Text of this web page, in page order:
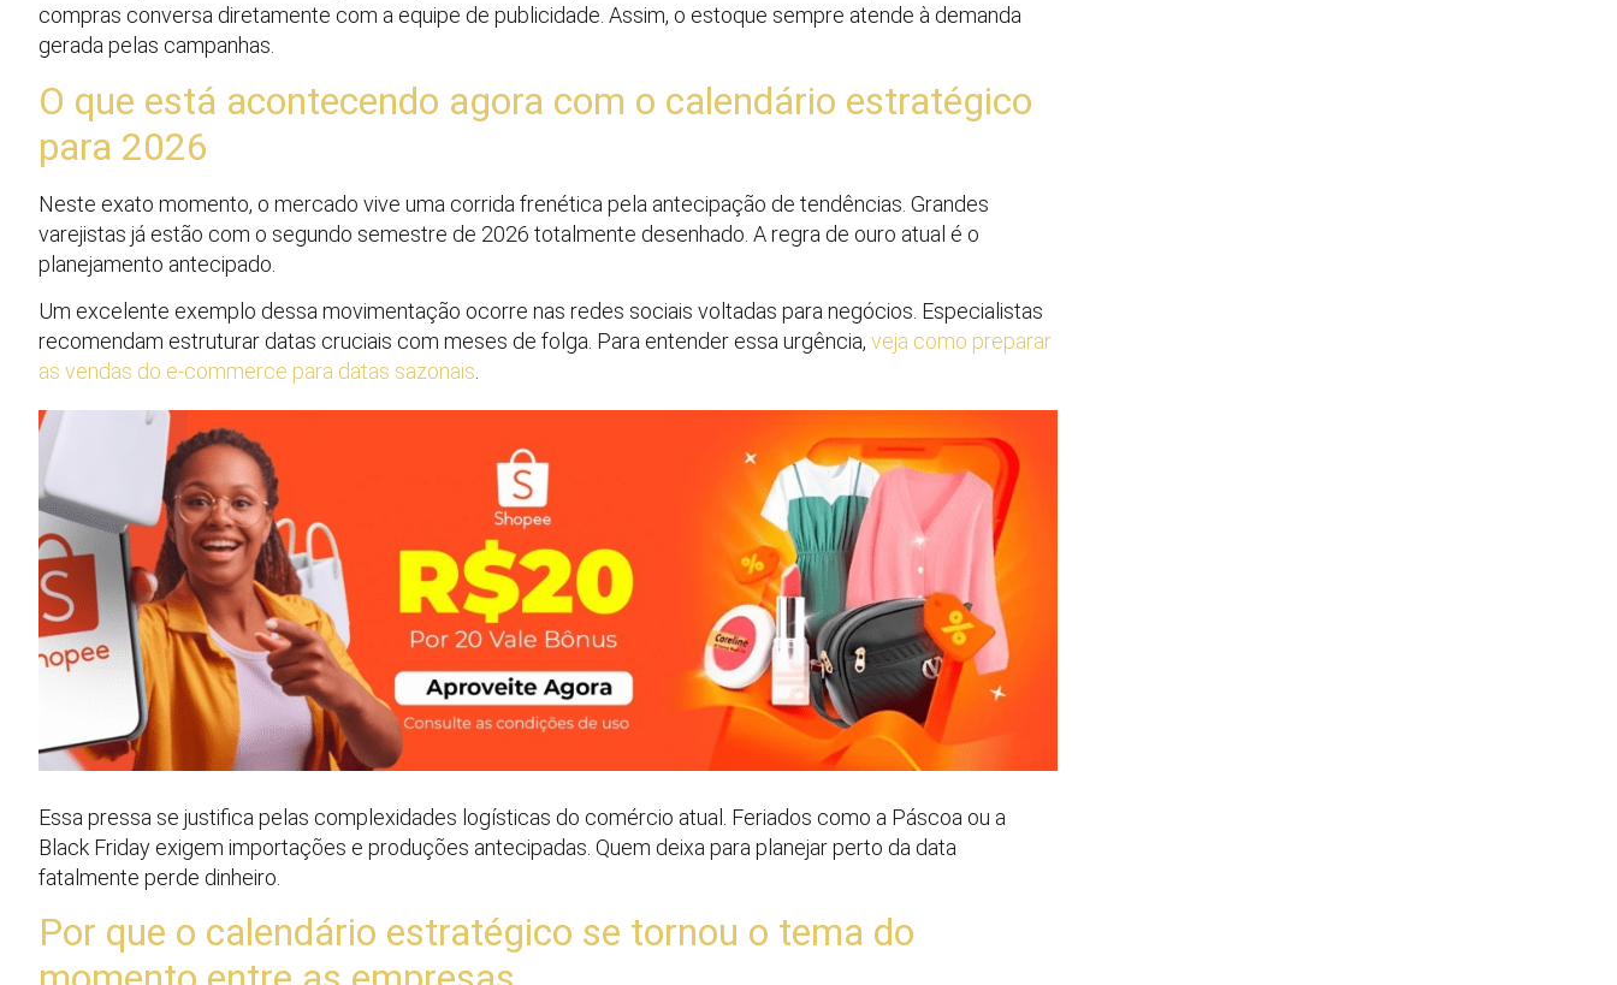
compras conversa diretamente com a equipe de publicidade. Assim, o estoque sempre atende à demanda
gerada pelas campanhas.
O que está acontecendo agora com o calendário estratégico
para 2026
Neste exato momento, o mercado vive uma corrida frenética pela antecipação de tendências. Grandes
varejistas já estão com o segundo semestre de 2026 totalmente desenhado. A regra de ouro atual é o
planejamento antecipado.
Um excelente exemplo dessa movimentação ocorre nas redes sociais voltadas para negócios. Especialistas
recomendam estruturar datas cruciais com meses de folga. Para entender essa urgência, veja como preparar
as vendas do e-commerce para datas sazonais
Essa pressa se justifica pelas complexidades logísticas do comércio atual. Feriados como a Páscoa ou a
Black Friday exigem importações e produções antecipadas. Quem deixa para planejar perto da data
fatalmente perde dinheiro.
Por que o calendário estratégico se tornou o tema do